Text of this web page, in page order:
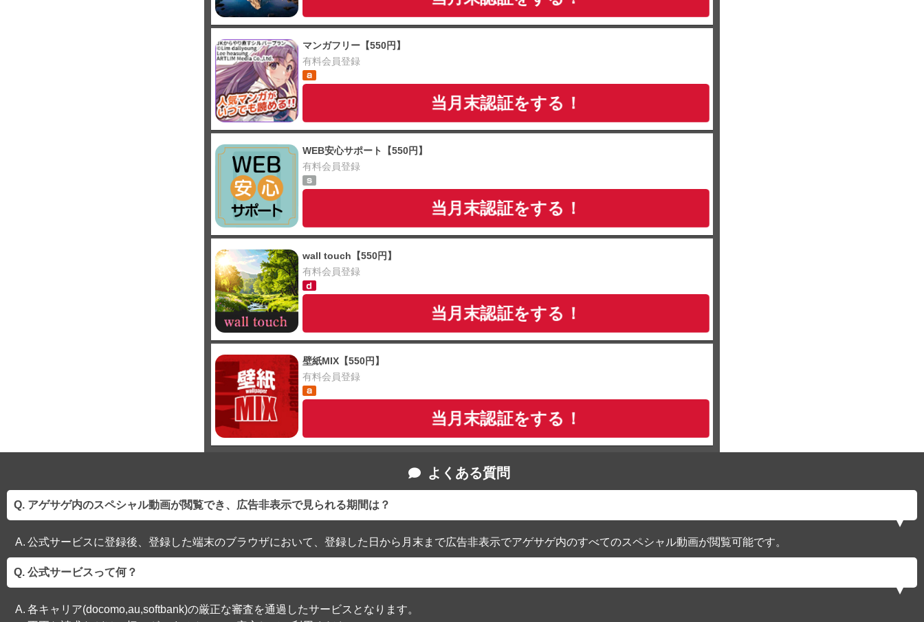
マンガフリー【550円】
有料会員登録
当月末認証をする！
WEB安心サポート【550円】
有料会員登録
当月末認証をする！
wall touch【550円】
有料会員登録
当月末認証をする！
壁紙MIX【550円】
有料会員登録
当月末認証をする！
よくある質問
アゲサゲ内のスペシャル動画が閲覧でき、広告非表示で見られる期間は？
公式サービスに登録後、登録した端末のブラウザにおいて、登録した日から月末まで広告非表示でアゲサゲ内のすべてのスペシャル動画が閲覧可能です。
公式サービスって何？
各キャリア(docomo,au,softbank)の厳正な審査を通過したサービスとなります。